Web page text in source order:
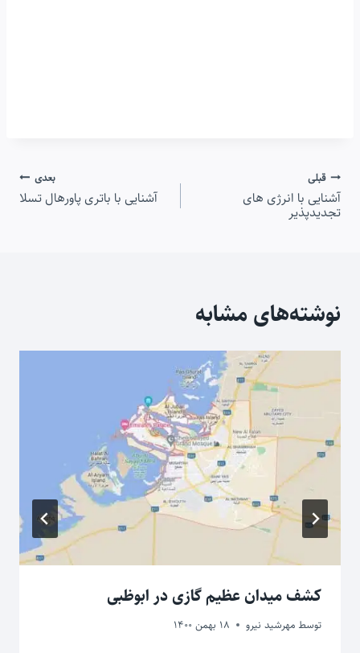
راهبری
نوشته
قبلی
آشنایی با انرژی های
تجدیدپذیر
بعدی
آشنایی با باتری پاورهال تسلا
نوشته‌های مشابه
کشف میدان عظیم گازی در ابوظبی
توسط مهرشید نیرو 18 بهمن 1400